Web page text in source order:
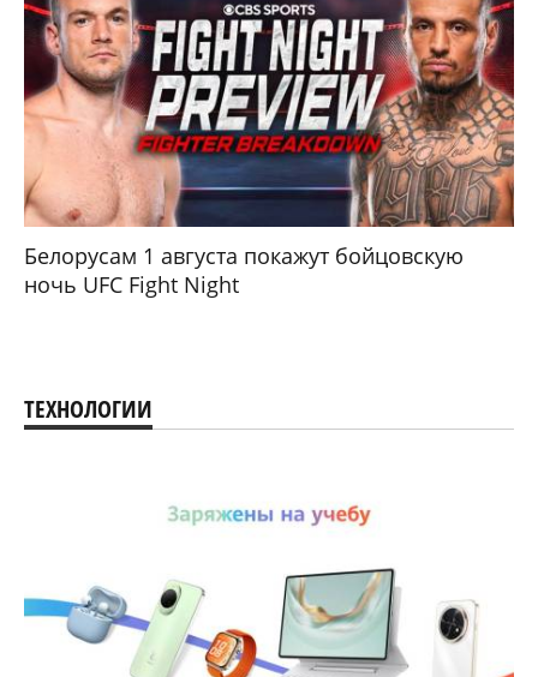
Белорусам 1 августа покажут бойцовскую
ночь UFC Fight Night
ТЕХНОЛОГИИ